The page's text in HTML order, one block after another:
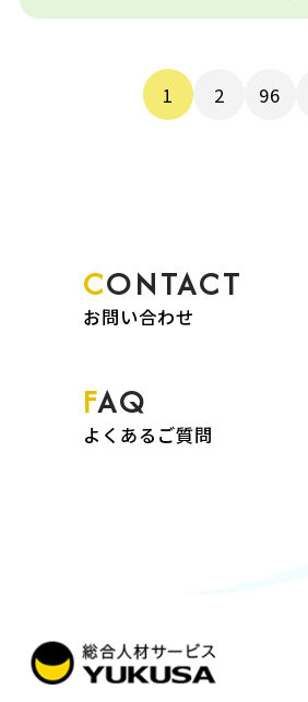
1 2 96
CONTACT
お問い合わせ
FAQ
よくあるご質問